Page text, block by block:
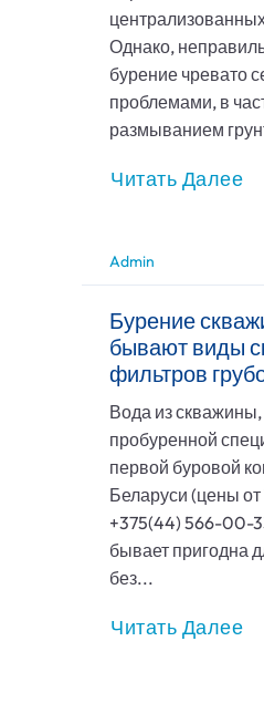
Однако,
бурение чревато
проблемами, в
размыванием
Читать Далее
Admin
Бурение
бывают виды
фильтров
Вода из
пробуренной
первой буровой
Беларуси (цены от
+375(44) 566-00-
бывает пригодна
без...
Читать Далее